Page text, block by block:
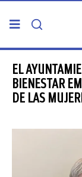
PORTADA
TELDE
GRAN CANARIA
EL
BIENESTAR
DE LAS